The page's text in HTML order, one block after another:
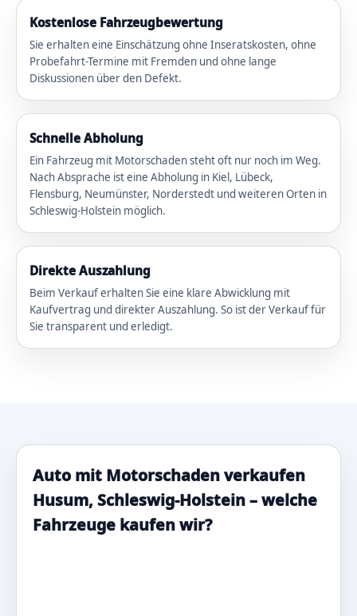
Kostenlose Fahrzeugbewertung
Sie erhalten eine Einschätzung ohne Inseratskosten, ohne
Probefahrt-Termine mit Fremden und ohne lange
Diskussionen über den Defekt.
Schnelle Abholung
Ein Fahrzeug mit Motorschaden steht oft nur noch im Weg.
Nach Absprache ist eine Abholung in Kiel, Lübeck,
Flensburg, Neumünster, Norderstedt und weiteren Orten in
Schleswig-Holstein möglich.
Direkte Auszahlung
Beim Verkauf erhalten Sie eine klare Abwicklung mit
Kaufvertrag und direkter Auszahlung. So ist der Verkauf für
Sie transparent und erledigt.
Auto mit Motorschaden verkaufen
Husum, Schleswig-Holstein – welche
Fahrzeuge kaufen wir?